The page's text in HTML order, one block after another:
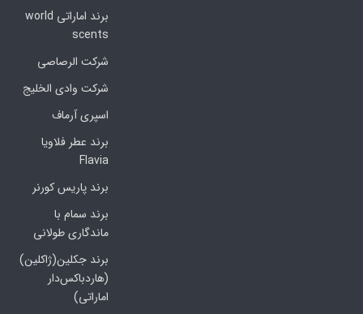
برند اماراتی world
scents
شرکت الرصاصی
شرکت وادی الخلیج
اسپری آرماف
برند عطر فلاویا
Flavia
برند پاریس کورنر
برند سمام با
ماندگاری طولانی
برند جکلین(ژاکلین)
(هاردباکس‌دار
اماراتی)